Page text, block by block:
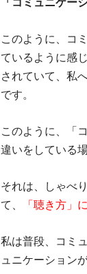
このように、コ
ているように感
されていて、私
です。
このように、「
違いをしている
それは、しゃべ
て、
「聴き方」
私は普段、コミ
ュニケーション